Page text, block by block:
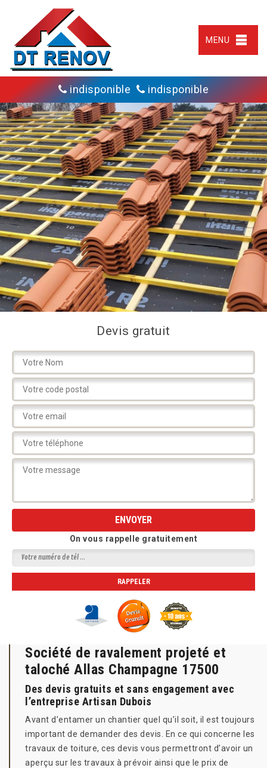
MENU
indisponible indisponible
Devis gratuit
On vous rappelle gratuitement
Société de ravalement projeté et
taloché Allas Champagne 17500
Des devis gratuits et sans engagement avec
l’entreprise Artisan Dubois
Avant d’entamer un chantier quel qu’il soit, il est toujours
important de demander des devis. En ce qui concerne les
travaux de toiture, ces devis vous permettront d’avoir un
aperçu sur les travaux à prévoir ainsi que le prix de